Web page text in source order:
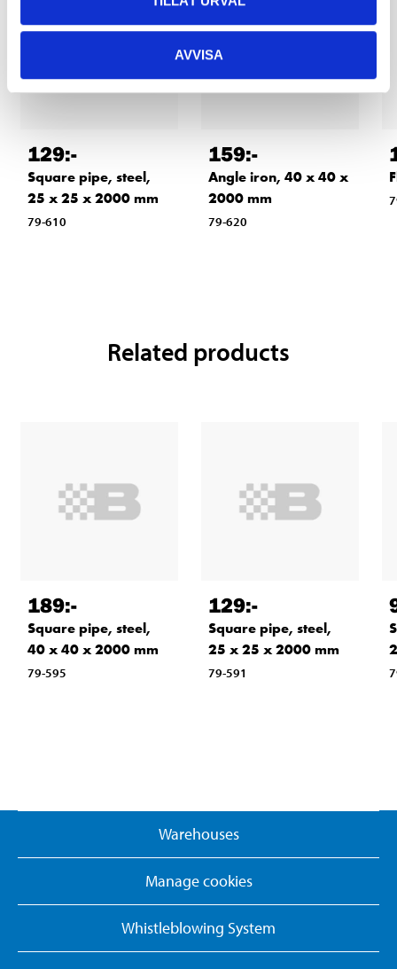
AVVISA
129:-
Square pipe, steel,
25 x 25 x 2000 mm
79-610
159:-
Angle iron, 40 x 40 x
2000 mm
79-620
Related products
189:-
Square pipe, steel,
40 x 40 x 2000 mm
79-595
129:-
Square pipe, steel,
25 x 25 x 2000 mm
79-591
Warehouses
Manage cookies
Whistleblowing System